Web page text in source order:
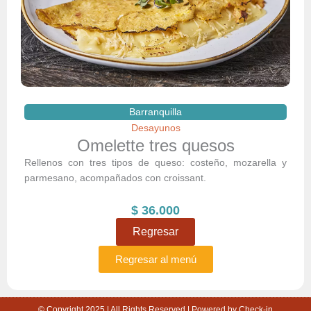
Barranquilla
Desayunos
Omelette tres quesos
Rellenos con tres tipos de queso: costeño, mozarella y
parmesano, acompañados con croissant.
$ 36.000
Regresar
Regresar al menú